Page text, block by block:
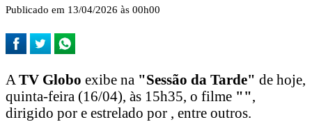
Publicado em 13/04/2026 às 00h00
A TV Globo exibe na "Sessão da Tarde" de hoje,
quinta-feira (16/04), às 15h35, o filme "",
dirigido por e estrelado por , entre outros.